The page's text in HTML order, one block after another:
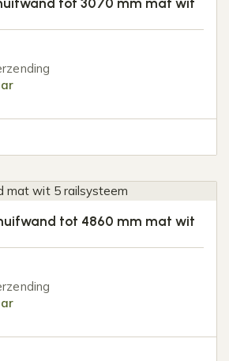
tot 4860 mm mat wit